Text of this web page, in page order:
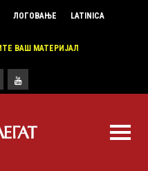
ЛОГОВАЊЕ LATINICA
ВАШ МАТЕРИЈАЛ